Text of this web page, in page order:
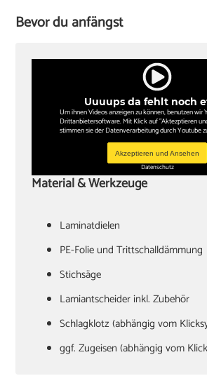
Bevor du anfängst
Uuuups da fehlt noch
Um ihnen Videos anzeigen zu können, benutzen wir
Drittanbietersoftware. Mit Klick auf "Aktezptieren
stimmen sie der Datenverarbeitung durch Youtube
Akzeptieren und Ansehen
Datenschutz
Material & Werkzeuge
Laminatdielen
PE-Folie und Trittschalldämmung
Stichsäge
Lamiantscheider inkl. Zubehör
Schlagklotz (abhängig vom
ggf. Zugeisen (abhängig vom